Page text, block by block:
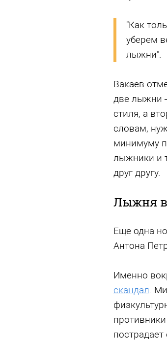
"Как
уберем
лыжни".
Вакаев
две лыжни
стиля, а
словам,
минимуму
лыжники и
друг другу.
Лыжня
Еще одна
Антона
Именно
скандал.